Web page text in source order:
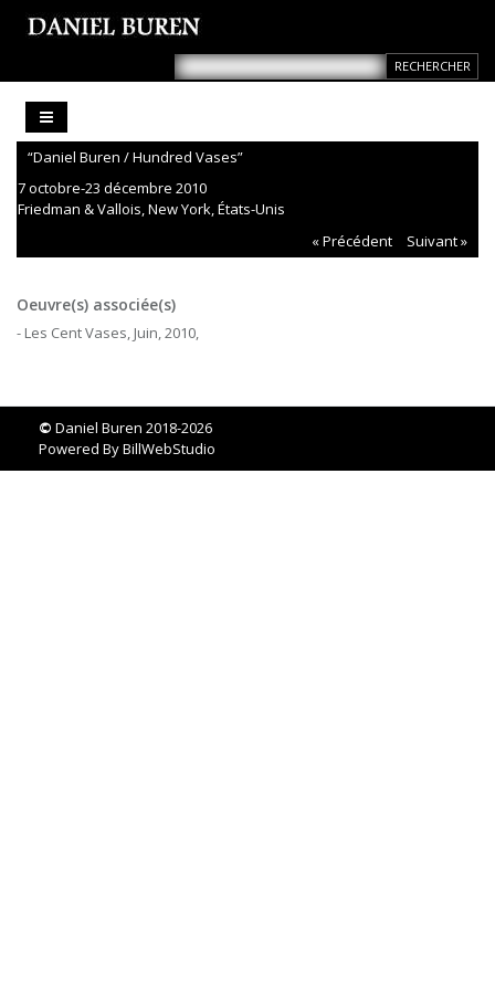
“Daniel Buren / Hundred Vases”
7 octobre-23 décembre 2010
Friedman & Vallois, New York, États-Unis
« Précédent
Suivant »
Oeuvre(s) associée(s)
- Les Cent Vases, Juin, 2010,
© Daniel Buren 2018-2026
Powered ByBillWebStudio